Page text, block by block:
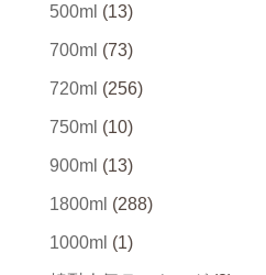
500ml (13)
700ml (73)
720ml (256)
750ml (10)
900ml (13)
1800ml (288)
1000ml (1)